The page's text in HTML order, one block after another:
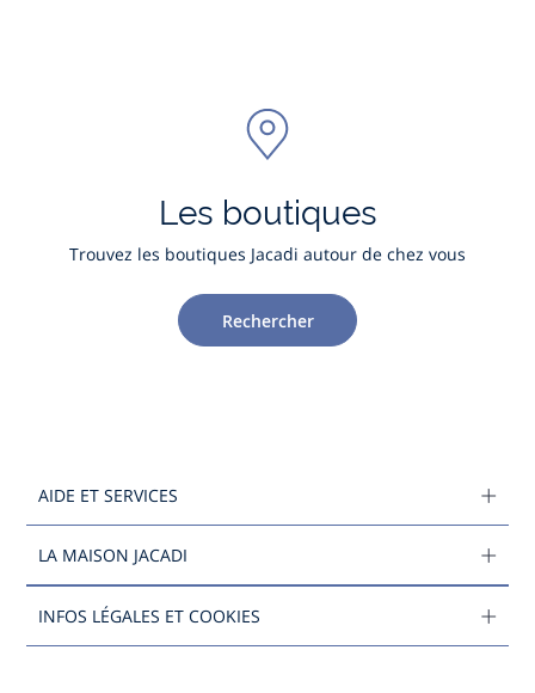
Les boutiques
Trouvez les boutiques Jacadi autour de chez vous
Rechercher
AIDE ET SERVICES
LA MAISON JACADI
INFOS LÉGALES ET COOKIES